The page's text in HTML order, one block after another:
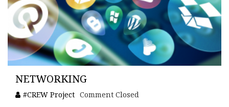
NETWORKING
#CREW Project Comment Closed